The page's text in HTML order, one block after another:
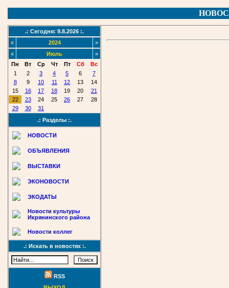
.: Сегодня: 9.8.2026 :.
«
2024
»
«
Июль
»
Пн
Вт Ср Чт Пт Сб
Вс
1
2 3 4 5 6
7
8
9 10 11 12 13
14
15
16 17 18 19 20
21
22
23 24 25 26 27
28
29
30
31
.: Разделы :.
НОВОСТИ
ОБЪЯВЛЕНИЯ
ВЫСТАВКИ
ЭКОНОВОСТИ
ЭКОДАТЫ
Новости культуры
Икрянинского района
Новости коллег
.: Искать в новостях :.
RSS